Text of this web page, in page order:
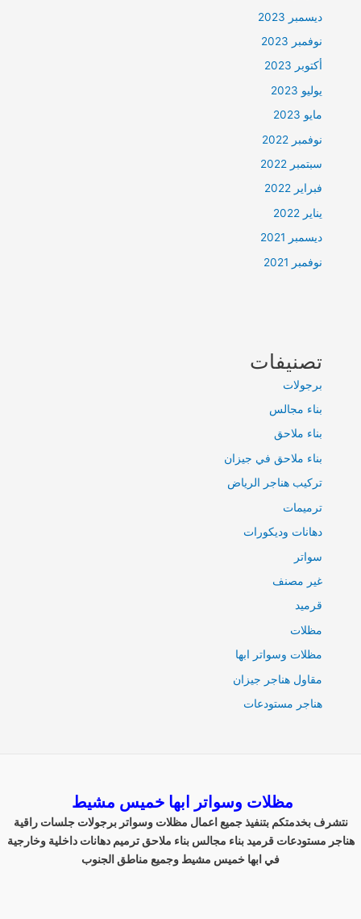
ديسمبر 2023
نوفمبر 2023
أكتوبر 2023
يوليو 2023
مايو 2023
نوفمبر 2022
سبتمبر 2022
فبراير 2022
يناير 2022
ديسمبر 2021
نوفمبر 2021
تصنيفات
برجولات
بناء مجالس
بناء ملاحق
بناء ملاحق في جيزان
تركيب هناجر الرياض
ترميمات
دهانات وديكورات
سواتر
غير مصنف
قرميد
مظلات
مظلات وسواتر ابها
مقاول هناجر جيزان
هناجر مستودعات
مظلات وسواتر ابها خميس مشيط
نتشرف بخدمتكم بتنفيذ جميع اعمال مظلات وسواتر برجولات جلسات راقية
هناجر مستودعات قرميد بناء مجالس بناء ملاحق ترميم دهانات داخلية وخارجية
في ابها خميس مشيط وجميع مناطق الجنوب